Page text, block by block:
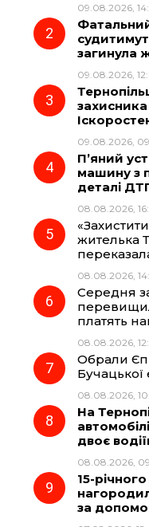
o
o
09.08.2026,
загинула
09.08.2026,
захисника
09.08.2026,
П’яний
машину з
деталі
08.08.2026,
жителька
08.08.2026,
Середня
платять
08.08.2026,
Обрали
Бучацької
08.08.2026,
На
двоє
08.08.2026,
15-
за